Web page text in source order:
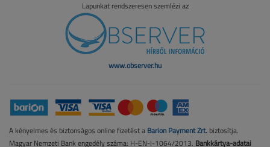
Lapunkat rendszeresen szemlézi az
www.observer.hu
A kényelmes és biztonságos online fizetést a Barion Payment Zrt. biztosítja.
Magyar Nemzeti Bank engedély száma: H-EN-I-1064/2013. Bankkártya-adatai